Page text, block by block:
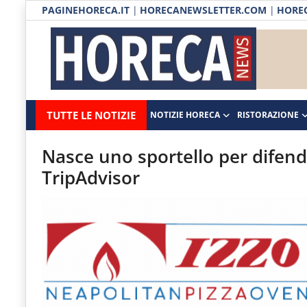
PAGINEHORECA.IT | HORECANEWSLETTER.COM |
Horecanews.it
-
Notizie
Horeca
Il
portale
canale
Horeca
e
del
TUTTE LE NOTIZIE NOTIZIE HORECA RISTORAZIONE
Notizie HORECA
Ristorazione
Ospitalità
Distribuzione
Eventi
RUBRICHE
Nasce uno sportello per
TripAdvisor